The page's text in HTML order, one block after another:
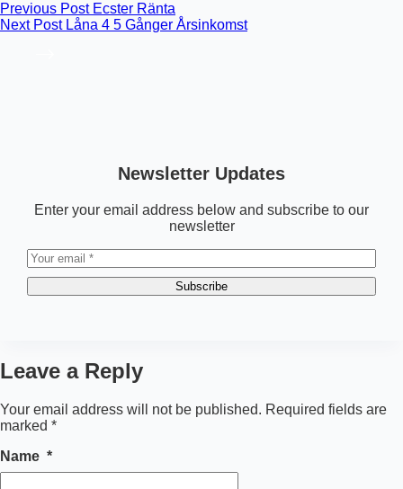
Previous Post Ecster Ränta
Next Post Låna 4 5 Gånger Årsinkomst
Newsletter Updates
Enter your email address below and subscribe to our
newsletter
Subscribe
Leave a Reply
Your email address will not be published. Required fields are
marked *
Name *